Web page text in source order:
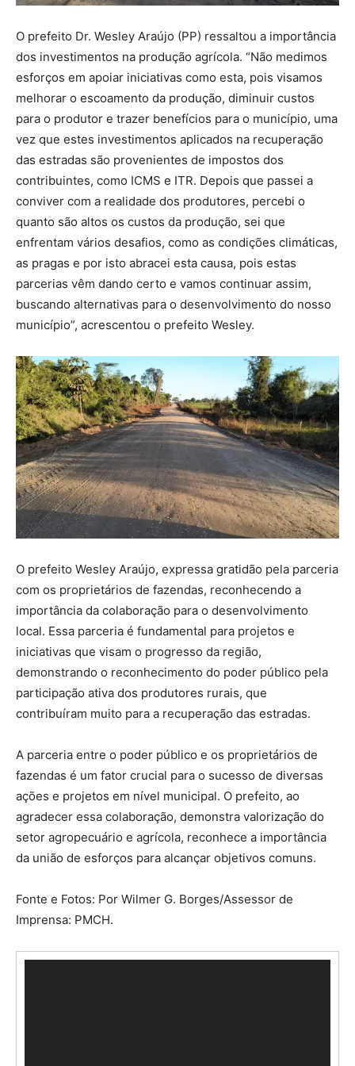
O prefeito Dr. Wesley Araújo (PP) ressaltou a importância
dos investimentos na produção agrícola. “Não medimos
esforços em apoiar iniciativas como esta, pois visamos
melhorar o escoamento da produção, diminuir custos
para o produtor e trazer benefícios para o município, uma
vez que estes investimentos aplicados na recuperação
das estradas são provenientes de impostos dos
contribuintes, como ICMS e ITR. Depois que passei a
conviver com a realidade dos produtores, percebi o
quanto são altos os custos da produção, sei que
enfrentam vários desafios, como as condições climáticas,
as pragas e por isto abracei esta causa, pois estas
parcerias vêm dando certo e vamos continuar assim,
buscando alternativas para o desenvolvimento do nosso
município”, acrescentou o prefeito Wesley.
O prefeito Wesley Araújo, expressa gratidão pela parceria
com os proprietários de fazendas, reconhecendo a
importância da colaboração para o desenvolvimento
local. Essa parceria é fundamental para projetos e
iniciativas que visam o progresso da região,
demonstrando o reconhecimento do poder público pela
participação ativa dos produtores rurais, que
contribuíram muito para a recuperação das estradas.
A parceria entre o poder público e os proprietários de
fazendas é um fator crucial para o sucesso de diversas
ações e projetos em nível municipal. O prefeito, ao
agradecer essa colaboração, demonstra valorização do
setor agropecuário e agrícola, reconhece a importância
da união de esforços para alcançar objetivos comuns.
Fonte e Fotos: Por Wilmer G. Borges/Assessor de
Imprensa: PMCH.